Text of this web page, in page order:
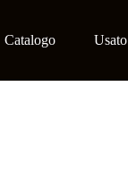
Catalogo Usato